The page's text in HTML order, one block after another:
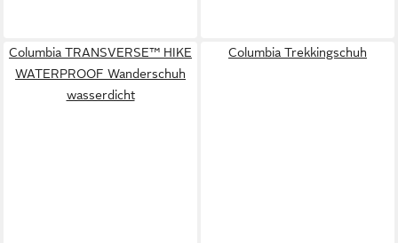
Columbia TRANSVERSE™ HIKE
WATERPROOF Wanderschuh
wasserdicht
Columbia Trekkingschuh